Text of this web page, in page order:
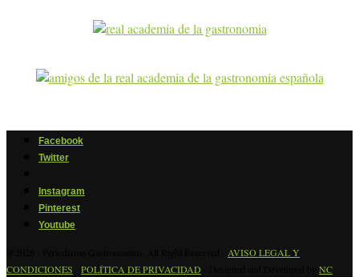
Facebook
Twitter
Instagram
Pinterest
Youtube
AVISO LEGAL Y
CONDICIONES
POLÍTICA DE PRIVACIDAD NC